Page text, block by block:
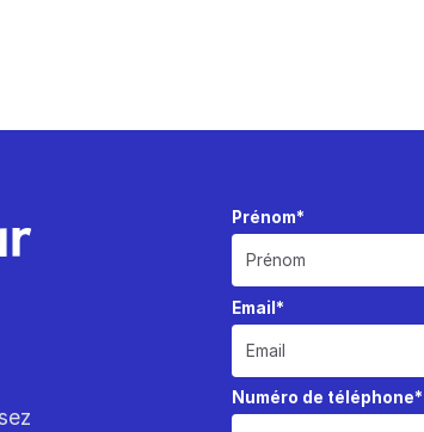
Prénom*
Email*
Numéro de téléphone*